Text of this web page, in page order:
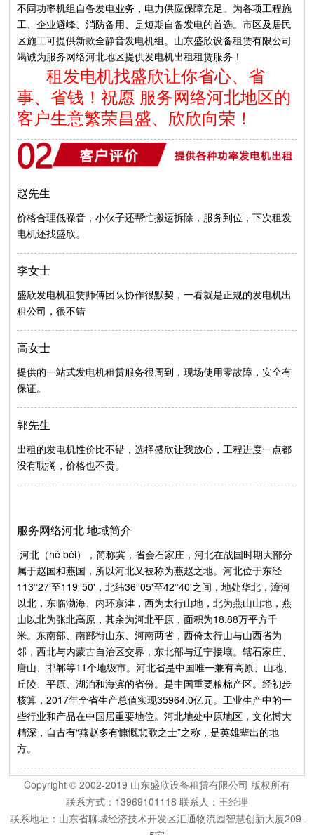
不同功率机组自备发电业务，电力供应保障充足。为各项工程施
工、企业避峰、消防备用、是短期自备发电的首选。市区及居民
区施工可提供新款全静音发电机组。山东盛欣设备租赁有限公司
竭诚为服务网络河北地区提供发电机出租租赁服务！
租发电机找盛欣让你省心、省
事、省钱！祝愿 服务网络河北地区的
客户生意繁荣昌盛、欣欣向荣！
赵先生
价格合理低噪音，小伙子还帮忙搬运拆除，服务到位，下次租发
电机还找盛欣。
李女士
盛欣发电机租赁师傅团队协作很默契，一看就是正规的发电机出
租公司，很不错
高女士
提供的一站式发电机租赁服务很周到，现场使用零故障，安全有
保证。
郭先生
出租的发电机性价比不错，选择盛欣让我放心，工程进度一点都
没有耽搁，价格也不贵。
服务网络河北 地域简介
河北（hé běi），简称冀，省会石家庄，河北在战国时期大部分
属于赵国和燕国，所以河北又被称为燕赵之地。河北位于东经
113°27'至119°50'，北纬36°05'至42°40'之间，地处华北，漳河
以北，东临渤海、内环京津，西为太行山地，北为燕山山地，燕
山以北为张北高原，其余为河北平原，面积为18.88万平方千
米。东南部、南部衔山东、河南两省，西倚太行山与山西省为
邻，西北与内蒙古自治区交界，东北部与辽宁接壤。辖石家庄、
唐山、邯郸等11个地级市。河北省是中国唯一兼有高原、山地、
丘陵、平原、湖泊和海滨的省份。是中国重要粮棉产区。经初步
核算，2017年全省生产总值实现35964.0亿元。工业生产中的一
些行业和产品在中国居重要地位。河北地处中原地区，文化博大
精深，自古有“燕赵多有慷慨悲歌之士”之称，是英雄辈出的地
方。
Copyright © 2002-2019 山东盛欣设备租赁有限公司 版权所有
联系方式：13969101118 联系人：王经理
联系地址：山东省聊城经济技术开发区汇通物流园智慧创新大厦209-